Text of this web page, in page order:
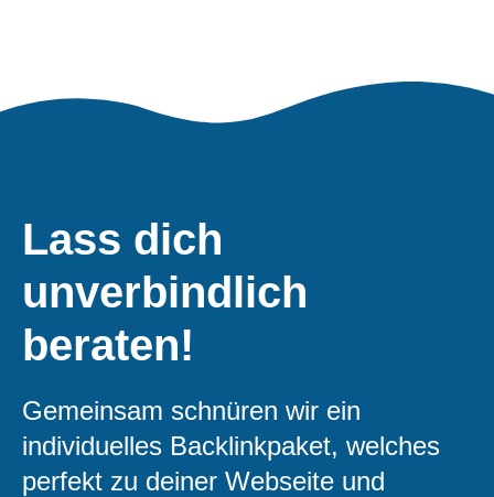
Lass dich
unverbindlich
beraten!
Gemeinsam schnüren wir ein
individuelles Backlinkpaket, welches
perfekt zu deiner Webseite und